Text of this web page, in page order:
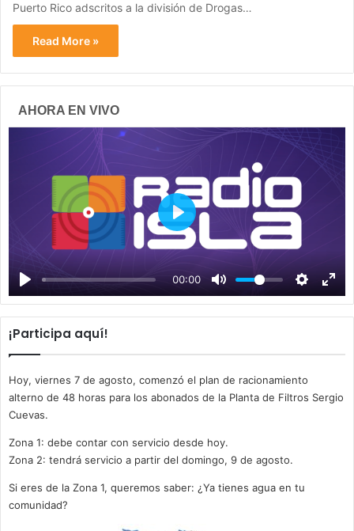
Puerto Rico adscritos a la división de Drogas…
Read More »
AHORA EN VIVO
00:00
P
y
¡Participa aquí!
Hoy, viernes 7 de agosto, comenzó el plan de racionamiento
alterno de 48 horas para los abonados de la Planta de Filtros Sergio
Cuevas.
Zona 1: debe contar con servicio desde hoy.
Zona 2: tendrá servicio a partir del domingo, 9 de agosto.
Si eres de la Zona 1, queremos saber: ¿Ya tienes agua en tu
comunidad?